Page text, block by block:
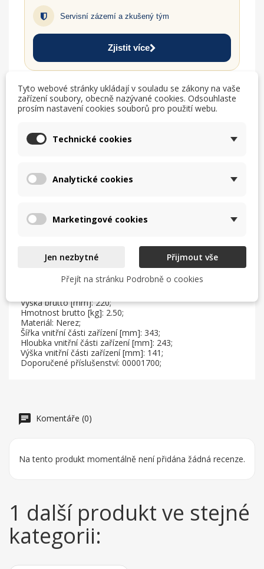
Servisní zázemí a zkušený tým
Zjistit více
CHCI LEPŠÍ CENU TISK
Hloubka netto [mm]: 295;
Výška netto [mm]: 200;
Šířka brutto [mm]: 330;
Výška brutto [mm]: 220;
Hmotnost brutto [kg]: 2.50;
Materiál: Nerez;
Šířka vnitřní části zařízení [mm]: 343;
Hloubka vnitřní části zařízení [mm]: 243;
Výška vnitřní části zařízení [mm]: 141;
Doporučené příslušenství: 00001700;
Komentáře (0)
Na tento produkt momentálně není přidána žádná recenze.
1 další produkt ve stejné
kategorii:
Tyto webové stránky ukládají v souladu se zákony na vaše
zařízení soubory, obecně nazývané cookies. Odsouhlaste
prosím nastavení cookies souborů pro použití webu.
Technické cookies
Analytické cookies
Marketingové cookies
Jen nezbytné
Přijmout vše
Přejít na stránku Podrobně o cookies